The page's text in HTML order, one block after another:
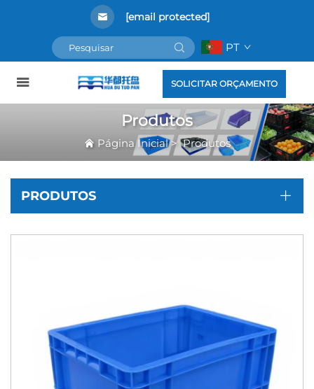
[email protected]
PT
SOLICITAR ORÇAMENTO
Produtos
Página Inicial>Produtos
PRODUTOS